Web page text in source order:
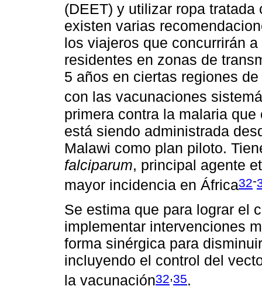
(DEET) y utilizar ropa tratada
existen varias
los viajeros que concurrirán
residentes en zonas de
5 años en ciertas regiones
con las vacunaciones
primera contra la malaria
está siendo administrada
Malawi como plan piloto.
falciparum, principal agente
mayor incidencia en África32-
Se estima que para lograr el
implementar intervenciones
forma sinérgica para
incluyendo el control del
la vacunación32,35.